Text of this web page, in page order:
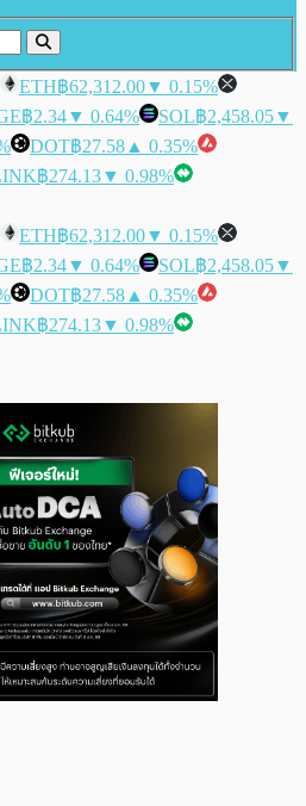
ETH฿62,312.00▼ 0.15%
฿2.34▼ 0.64% SOL฿2,458.05▼
DOT฿27.58 ▲ 0.35%
฿274.13▼ 0.98%
ETH฿62,312.00▼ 0.15%
฿2.34▼ 0.64% SOL฿2,458.05▼
DOT฿27.58 ▲ 0.35%
฿274.13▼ 0.98%